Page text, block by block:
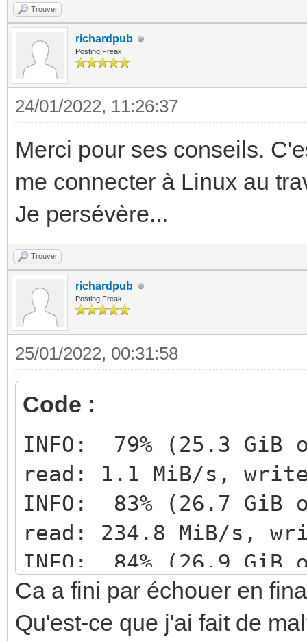
Trouver
richardpub
Posting Freak
24/01/2022, 11:26:37
Merci pour ses conseils.
me connecter à Linux au
Je persévère...
Trouver
richardpub
Posting Freak
25/01/2022, 00:31:58
Code :
INFO: 79% (25.3 GiB
read: 1.1 MiB/s,
INFO: 83% (26.7 GiB
read: 234.8 MiB/s,
INFO: 84% (26.9 GiB
read: 2.0 MiB/s,
INFO: 85% (27.2 GiB
Ca a fini par échouer en
Qu'est-ce que j'ai fait de